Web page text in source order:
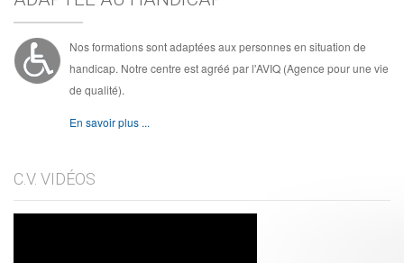
Nos formations sont adaptées aux personnes en situation de
handicap. Notre centre est agréé par l'AVIQ (Agence pour une vie
de qualité).
En savoir plus ...
C.V. VIDÉOS